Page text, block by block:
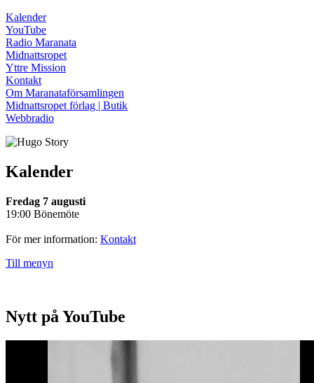
Kalender
YouTube
Radio Maranata
Midnattsropet
Yttre Mission
Kontakt
Om Maranataförsamlingen
Midnattsropet förlag | Butik
Webbradio
Kalender
Fredag 7 augusti
19:00 Bönemöte
För mer information: Kontakt
Till menyn
Nytt på YouTube